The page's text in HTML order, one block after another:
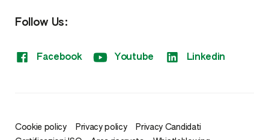
Follow Us:
Facebook Youtube Linkedin
Cookie policy Privacy policy
Privacy Candidati